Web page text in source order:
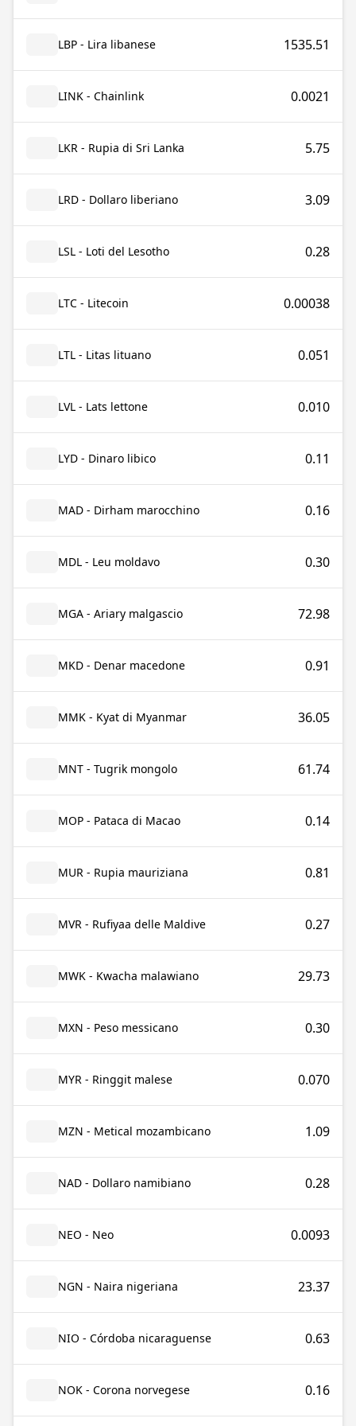
LBP - Lira libanese 1535.51
LINK - Chainlink 0.0021
LKR - Rupia di Sri Lanka 5.75
LRD - Dollaro liberiano 3.09
LSL - Loti del Lesotho 0.28
LTC - Litecoin 0.00038
LTL - Litas lituano 0.051
LVL - Lats lettone 0.010
LYD - Dinaro libico 0.11
MAD - Dirham marocchino 0.16
MDL - Leu moldavo 0.30
MGA - Ariary malgascio 72.98
MKD - Denar macedone 0.91
MMK - Kyat di Myanmar 36.05
MNT - Tugrik mongolo 61.74
MOP - Pataca di Macao 0.14
MUR - Rupia mauriziana 0.81
MVR - Rufiyaa delle Maldive 0.27
MWK - Kwacha malawiano 29.73
MXN - Peso messicano 0.30
MYR - Ringgit malese 0.070
MZN - Metical mozambicano 1.09
NAD - Dollaro namibiano 0.28
NEO - Neo 0.0093
NGN - Naira nigeriana 23.37
NIO - Córdoba nicaraguense 0.63
NOK - Corona norvegese 0.16